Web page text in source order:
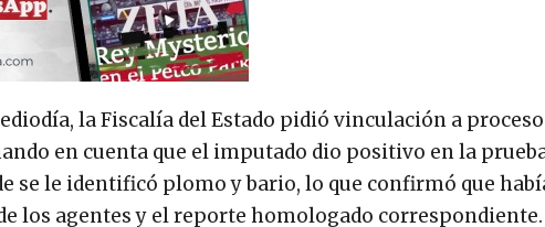
la Fiscalía del Estado pidió vinculación a
en cuenta que el imputado dio positivo en la
se le identificó plomo y bario, lo que confirmó que
los agentes y el reporte homologado correspondiente.